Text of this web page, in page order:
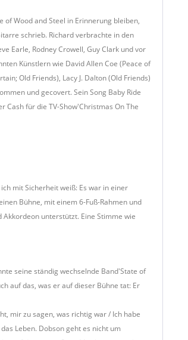
of Wood and Steel in Erinnerung bleiben,
schrieb. Richard verbrachte in den
Earle, Rodney Crowell, Guy Clark und vor
Künstlern wie David Allen Coe (Peace of
Old Friends), Lacy J. Dalton (Old Friends)
und gecovert. Sein Song Baby Ride
Cash für die TV-Show'Christmas On The
mit Sicherheit weiß: Es war in einer
Bühne, mit einem 6-Fuß-Rahmen und
unterstützt. Eine Stimme wie
seine ständig wechselnde Band'State of
auf das, was er auf dieser Bühne tat: Er
mir zu sagen, was richtig war / Ich habe
Leben. Dobson geht es nicht um